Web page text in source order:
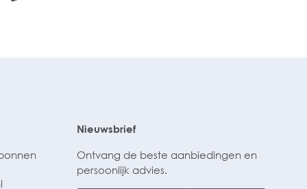
Nieuwsbrief
Ontvang de beste aanbiedingen en
persoonlijk advies.